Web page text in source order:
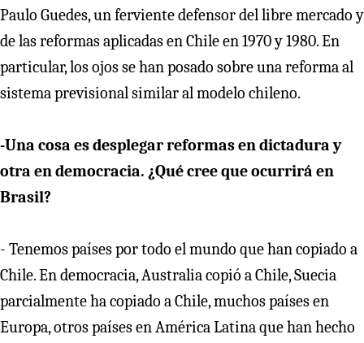
Paulo Guedes, un ferviente defensor del libre mercado y
de las reformas aplicadas en Chile en 1970 y 1980. En
particular, los ojos se han posado sobre una reforma al
sistema previsional similar al modelo chileno.
-Una cosa es desplegar reformas en dictadura y
otra en democracia. ¿Qué cree que ocurrirá en
Brasil?
- Tenemos países por todo el mundo que han copiado a
Chile. En democracia, Australia copió a Chile, Suecia
parcialmente ha copiado a Chile, muchos países en
Europa, otros países en América Latina que han hecho